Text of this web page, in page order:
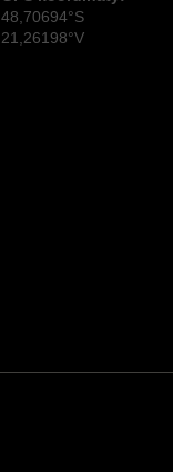
48,70694°S
21,26198°V